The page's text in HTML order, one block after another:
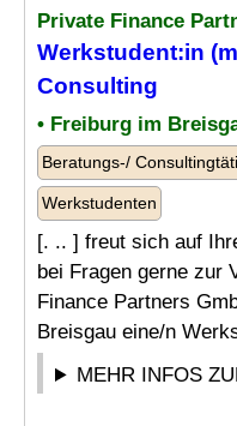
Private Finance
Werkstudent:in
Consulting
• Freiburg im
Beratungs-/
Werkstudenten
[. .. ] freut sich auf
bei Fragen gerne zur
Finance Partners
Breisgau eine/n
MEHR INFOS